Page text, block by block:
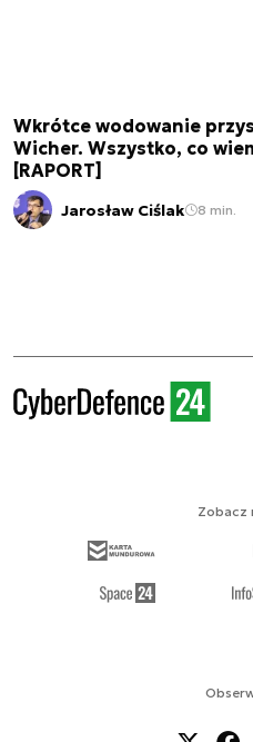
Wkrótce wodowanie
Wicher. Wszystko, co
[RAPORT]
Jarosław Ciślak 8 min.
Zobacz